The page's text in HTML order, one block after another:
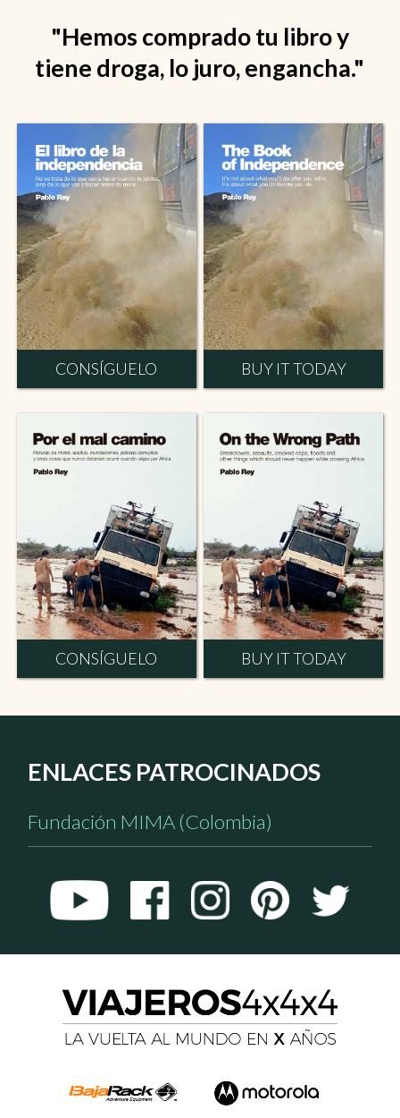
"Hemos comprado tu libro y
tiene droga, lo juro, engancha."
CONSÍGUELO BUY IT TODAY
CONSÍGUELO BUY IT TODAY
ENLACES PATROCINADOS
Fundación MIMA (Colombia)